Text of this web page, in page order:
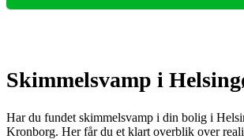
Skimmelsvamp i
Har du fundet skimmelsvamp i din bolig i
Kronborg. Her får du et klart overblik over